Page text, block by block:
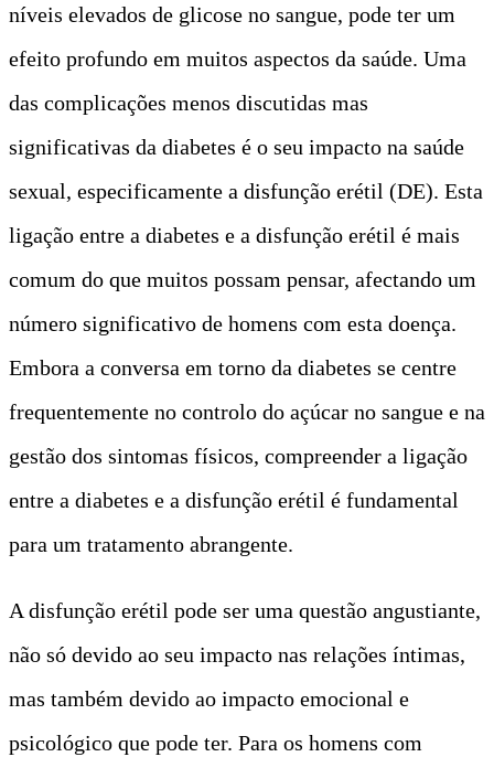
níveis elevados de glicose no sangue, pode ter um
efeito profundo em muitos aspectos da saúde. Uma
das complicações menos discutidas mas
significativas da diabetes é o seu impacto na saúde
sexual, especificamente a disfunção erétil (DE). Esta
ligação entre a diabetes e a disfunção erétil é mais
comum do que muitos possam pensar, afectando um
número significativo de homens com esta doença.
Embora a conversa em torno da diabetes se centre
frequentemente no controlo do açúcar no sangue e na
gestão dos sintomas físicos, compreender a ligação
entre a diabetes e a disfunção erétil é fundamental
para um tratamento abrangente.
A disfunção erétil pode ser uma questão angustiante,
não só devido ao seu impacto nas relações íntimas,
mas também devido ao impacto emocional e
psicológico que pode ter. Para os homens com